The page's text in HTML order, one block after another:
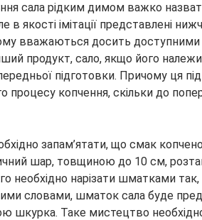
сала рідким димом важко
в якості імітації представлені
вважаються досить доступними
продукт, сало, якщо його
підготовки. Причому ця
процесу копчення, скільки до
запам’ятати, що смак
шар, товщиною до 10 см,
необхідно нарізати шматками
словами, шматок сала буде
шкурка. Таке мистецтво